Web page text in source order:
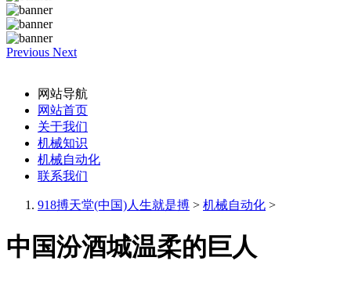
Previous Next
网站导航
网站首页
关于我们
机械知识
机械自动化
联系我们
918搏天堂(中国)人生就是搏 > 机械自动化 >
中国汾酒城温柔的巨人